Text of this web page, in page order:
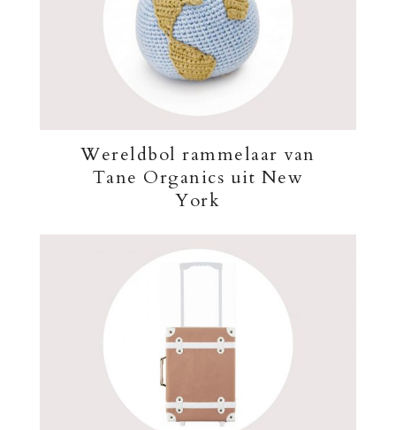
Wereldbol rammelaar van
Tane Organics uit New
York